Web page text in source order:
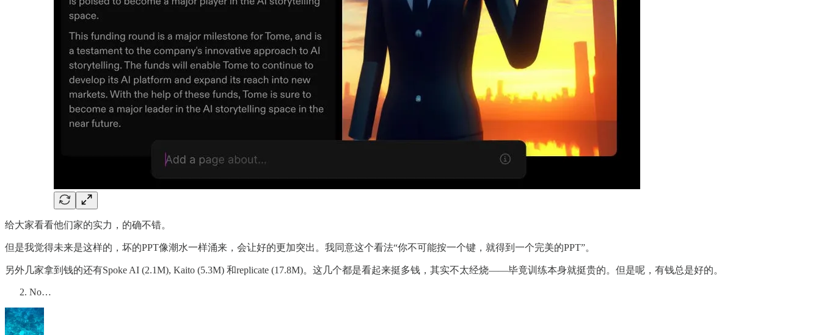
给大家看看他们家的实力，的确不错。
但是我觉得未来是这样的，坏的PPT像潮水一样涌来，会让好的更加突出。我同意这个看法“你不可能按一个键，就得到一个完美的PPT”。
另外几家拿到钱的还有Spoke AI (2.1M), Kaito (5.3M) 和replicate (17.8M)。这几个都是看起来挺多钱，其实不太经烧——毕竟训练本身就挺贵的。但是呢，有钱总是好的。
No…